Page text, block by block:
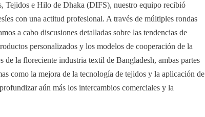
Tejidos e Hilo de Dhaka (DIFS), nuestro equipo recibió
con una actitud profesional. A través de múltiples rondas
a cabo discusiones detalladas sobre las tendencias de
personalizados y los modelos de cooperación de la
de la floreciente industria textil de Bangladesh, ambas partes
como la mejora de la tecnología de tejidos y la aplicación de
aún más los intercambios comerciales y la